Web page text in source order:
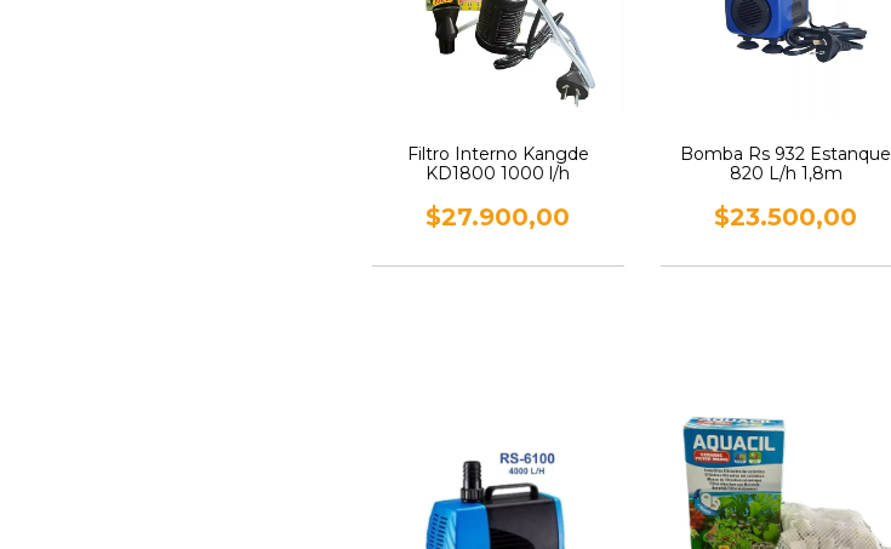
Filtro Interno Kangde
KD1800 1000 l/h
$27.900,00
Bomba Rs 932 Estanque
820 L/h 1,8m
$23.500,00